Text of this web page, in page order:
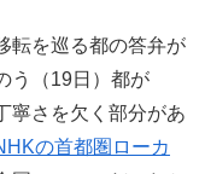
転を巡る都の答弁が
う（19日）都が
寧さを欠く部分があ
の首都圏ローカ